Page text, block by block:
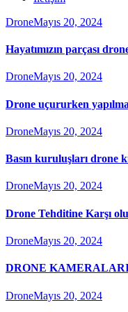
DroneMayıs 20, 2024
Hayatımızın parçası
DroneMayıs 20, 2024
Drone uçururken
DroneMayıs 20, 2024
Basın kuruluşları drone
DroneMayıs 20, 2024
Drone Tehditine Karşı
DroneMayıs 20, 2024
DRONE
DroneMayıs 20, 2024